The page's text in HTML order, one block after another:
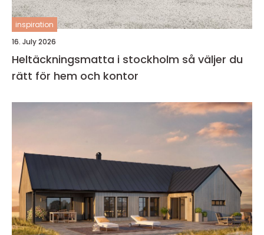
inspiration
16. July 2026
Heltäckningsmatta i stockholm så väljer du
rätt för hem och kontor